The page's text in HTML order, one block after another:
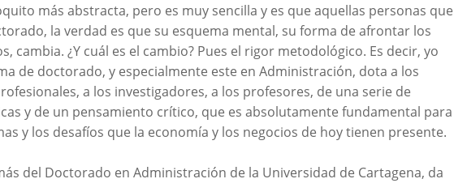
más abstracta, pero es muy sencilla y es que aquellas personas que
la verdad es que su esquema mental, su forma de afrontar los
cambia. ¿Y cuál es el cambio? Pues el rigor metodológico. Es decir, yo
de doctorado, y especialmente este en Administración, dota a los
a los investigadores, a los profesores, de una serie de
y de un pensamiento crítico, que es absolutamente fundamental para
y los desafíos que la economía y los negocios de hoy tienen presente.
del Doctorado en Administración de la Universidad de Cartagena, da